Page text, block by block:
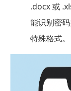
.docx 或
能识别密
特殊格式。